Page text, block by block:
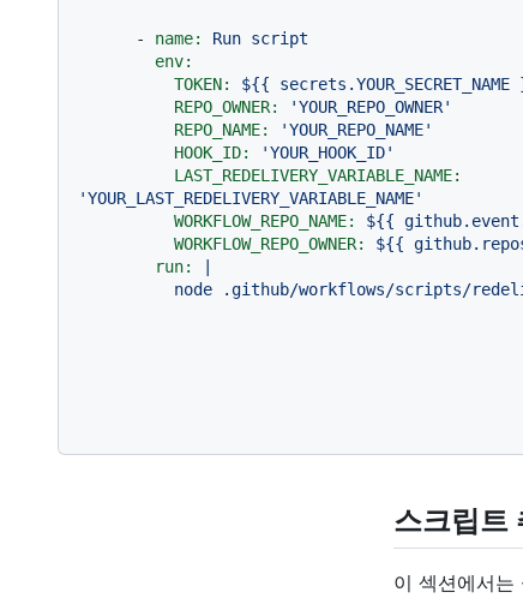
- name: Run script
env:
TOKEN:
${{ secrets.YOUR_SECRET_NAME
REPO_OWNER:
'YOUR_REPO_OWNER'
REPO_NAME:
'YOUR_REPO_NAME'
HOOK_ID:
'YOUR_HOOK_ID'
LAST_REDELIVERY_VARIABLE_NAME:
'YOUR_LAST_REDELIVERY_VARIABLE_NAME'
WORKFLOW_REPO_NAME:
${{
WORKFLOW_REPO_OWNER:
${{
run:
|
node
.github/workflows/scripts/
스크립트
이 섹션에서는